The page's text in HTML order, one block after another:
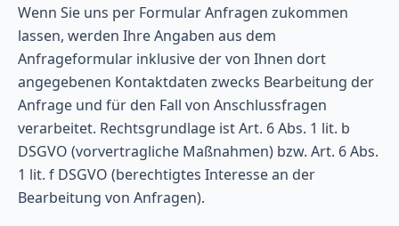
Wenn Sie uns per Formular Anfragen zukommen
lassen, werden Ihre Angaben aus dem
Anfrageformular inklusive der von Ihnen dort
angegebenen Kontaktdaten zwecks Bearbeitung der
Anfrage und für den Fall von Anschlussfragen
verarbeitet. Rechtsgrundlage ist Art. 6 Abs. 1 lit. b
DSGVO (vorvertragliche Maßnahmen) bzw. Art. 6 Abs.
1 lit. f DSGVO (berechtigtes Interesse an der
Bearbeitung von Anfragen).